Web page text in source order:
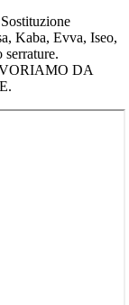
Kaba, Evva, Iseo,
DA